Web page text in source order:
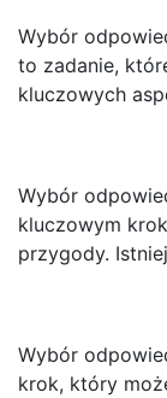
Wybór
to zadanie,
kluczowych
Wybór
kluczowym
przygody.
Wybór
krok, który